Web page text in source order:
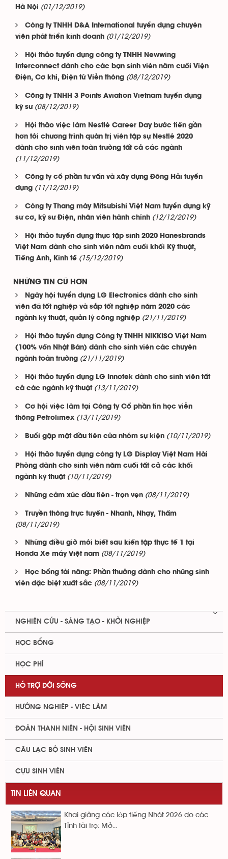
Hà Nội (01/12/2019)
Công ty TNHH D&A International tuyển dụng chuyên
viên phát triển kinh doanh (01/12/2019)
Hội thảo tuyển dụng công ty TNHH Newwing
Interconnect dành cho các bạn sinh viên năm cuối Viện
Điện, Cơ khí, Điện tử Viễn thông (08/12/2019)
Công ty TNHH 3 Points Aviation Vietnam tuyển dụng
kỹ sư (08/12/2019)
Hội thảo việc làm Nestlé Career Day bước tiến gần
hơn tới chương trình quản trị viên tập sự Nestlé 2020
dành cho sinh viên toàn trường tất cả các ngành
(11/12/2019)
Công ty cổ phần tư vấn và xây dựng Đông Hải tuyển
dụng (11/12/2019)
Công ty Thang máy Mitsubishi Việt Nam tuyển dụng kỹ
sư cơ, kỹ sư Điện, nhân viên hành chính (12/12/2019)
Hội thảo tuyển dụng thực tập sinh 2020 Hanesbrands
Việt Nam dành cho sinh viên năm cuối khối Kỹ thuật,
Tiếng Anh, Kinh tế (15/12/2019)
NHỮNG TIN CŨ HƠN
Ngày hội tuyển dụng LG Electronics dành cho sinh
viên đã tốt nghiệp và sắp tốt nghiệp năm 2020 các
ngành kỹ thuật, quản lý công nghiệp (21/11/2019)
Hội thảo tuyển dụng Công ty TNHH NIKKISO Việt Nam
(100% vốn Nhật Bản) dành cho sinh viên các chuyên
ngành toàn trường (21/11/2019)
Hội thảo tuyển dụng LG Innotek dành cho sinh viên tất
cả các ngành kỹ thuật (13/11/2019)
Cơ hội việc làm tại Công ty Cổ phần tin học viễn
thông Petrolimex (13/11/2019)
Buổi gặp mặt đầu tiên của nhóm sự kiện (10/11/2019)
Hội thảo tuyển dụng công ty LG Display Việt Nam Hải
Phòng dành cho sinh viên năm cuối tất cả các khối
ngành kỹ thuật (10/11/2019)
Những cảm xúc đầu tiên - trọn vẹn (08/11/2019)
Truyền thông trực tuyến - Nhanh, Nhạy, Thấm
(08/11/2019)
Những điều giờ mới biết sau kiến tập thực tế 1 tại
Honda Xe máy Việt nam (08/11/2019)
Học bổng tài năng: Phần thưởng dành cho những sinh
viên đặc biệt xuất sắc (08/11/2019)
NGHIÊN CỨU - SÁNG TẠO - KHỞI NGHIỆP
HỌC BỔNG
HỌC PHÍ
HỖ TRỢ ĐỜI SỐNG
HƯỚNG NGHIỆP - VIỆC LÀM
ĐOÀN THANH NIÊN - HỘI SINH VIÊN
CÂU LẠC BỘ SINH VIÊN
CỰU SINH VIÊN
TIN LIÊN QUAN
Khai giảng các lớp tiếng Nhật 2026 do các
Tỉnh tài trợ: Mở...